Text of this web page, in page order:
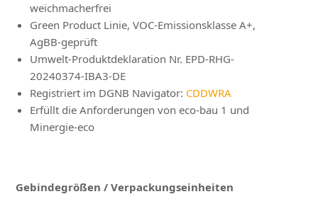
weichmacherfrei
Green Product Linie, VOC-Emissionsklasse A+,
AgBB-geprüft
Umwelt-Produktdeklaration Nr. EPD-RHG-
20240374-IBA3-DE
Registriert im DGNB Navigator: CDDWRA
Erfüllt die Anforderungen von eco-bau 1 und
Minergie-eco
Gebindegrößen / Verpackungseinheiten